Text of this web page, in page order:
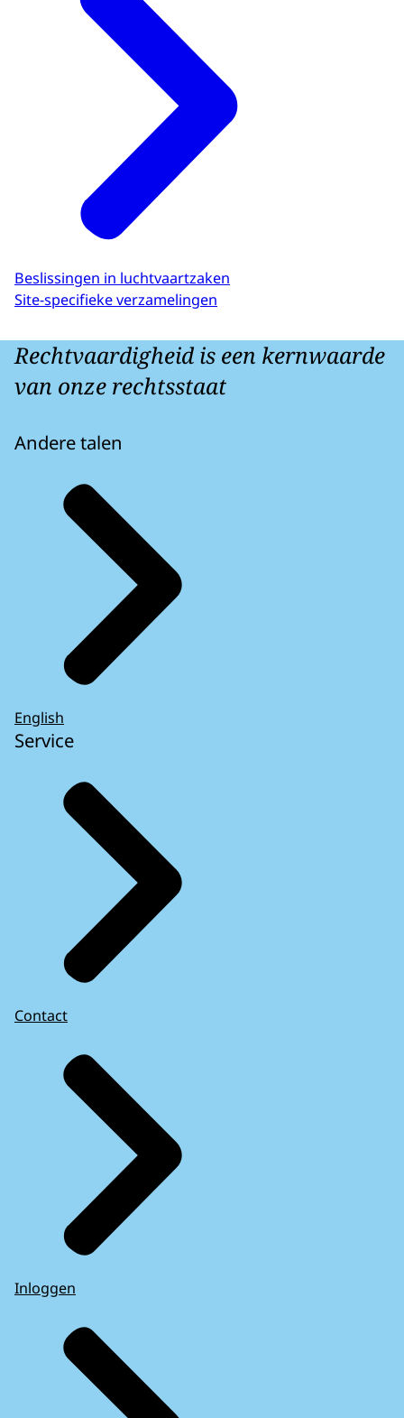
Beslissingen in luchtvaartzaken
Site-specifieke verzamelingen
Rechtvaardigheid is een kernwaarde
van onze rechtsstaat
Andere talen
English
Service
Contact
Inloggen